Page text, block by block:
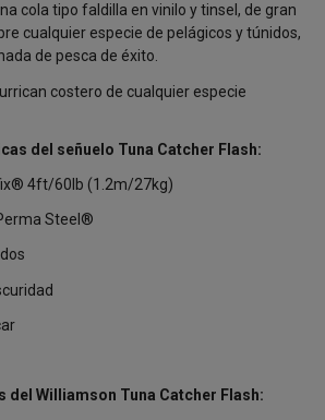
cola tipo faldilla en vinilo y tinsel, de gran
cualquier especie de pelágicos y túnidos,
de pesca de éxito.
costero de cualquier especie
del señuelo Tuna Catcher Flash:
4ft/60lb (1.2m/27kg)
Steel®
del Williamson Tuna Catcher Flash: